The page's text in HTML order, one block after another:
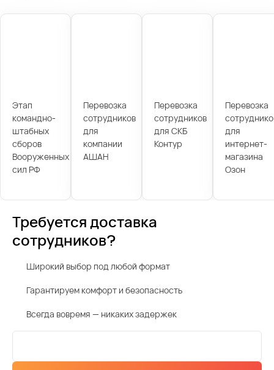
Этап
командно-
штабных
сборов
Вооруженных
сил РФ
Перевозка
сотрудников
для
компании
АШАН
Перевозка
сотрудников
для СКБ
Контур
Перевозка
для
интернет-
магазина
Озон
Требуется доставка
сотрудников?
Широкий выбор под любой формат
Гарантируем комфорт и безопасность
Всегда вовремя — никаких задержек